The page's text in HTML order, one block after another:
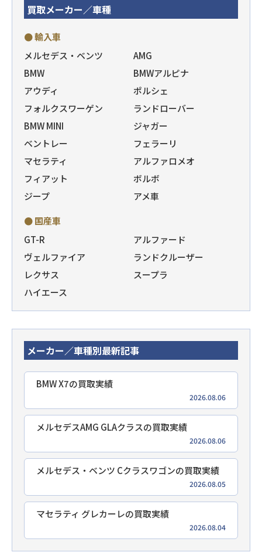
買取メーカー／車種
● 輸入車
メルセデス・ベンツ
AMG
BMW
BMWアルピナ
アウディ
ポルシェ
フォルクスワーゲン
ランドローバー
BMW MINI
ジャガー
ベントレー
フェラーリ
マセラティ
アルファロメオ
フィアット
ボルボ
ジープ
アメ車
● 国産車
GT-R
アルファード
ヴェルファイア
ランドクルーザー
レクサス
スープラ
ハイエース
メーカー／車種別最新記事
BMW X7の買取実績
2026.08.06
メルセデスAMG GLAクラスの買取実績
2026.08.06
メルセデス・ベンツ Cクラスワゴンの買取実績
2026.08.05
マセラティ グレカーレの買取実績
2026.08.04